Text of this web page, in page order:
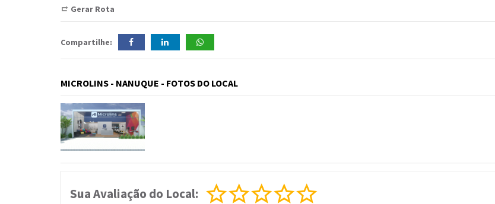
Gerar Rota
Compartilhe:
MICROLINS - NANUQUE - FOTOS DO LOCAL
Sua Avaliação do Local: